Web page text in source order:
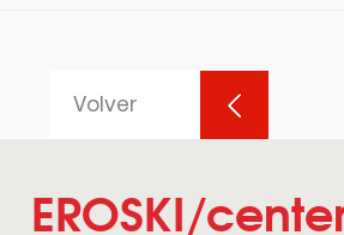
Volver
EROSKI/